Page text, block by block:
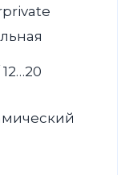
12…20